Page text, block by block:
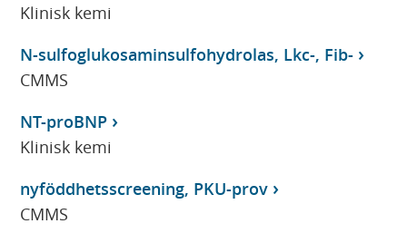
Klinisk kemi
N-sulfoglukosaminsulfohydrolas, Lkc-, Fib-
CMMS
NT-proBNP
Klinisk kemi
nyföddhetsscreening, PKU-prov
CMMS